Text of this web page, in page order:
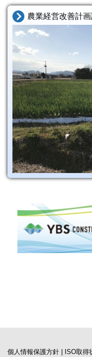
農業経営改善計
個人情報保護方針 | ISO取得